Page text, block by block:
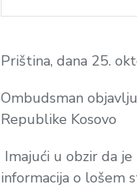
Priština, dana 25.
Ombudsman
Republike Kosovo
Imajući u obzir da
informacija o lošem